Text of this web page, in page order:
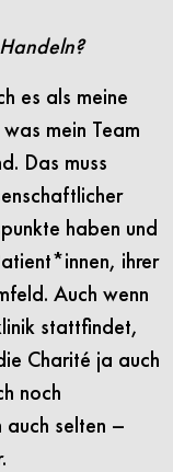
es als meine
mein Team
Das muss
haben und
ihrer
Auch wenn
stattfindet,
Charité ja auch
noch
selten –